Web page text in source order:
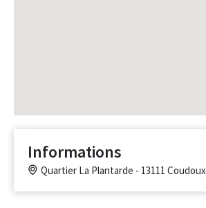
Informations
Quartier La Plantarde - 13111 Coudoux